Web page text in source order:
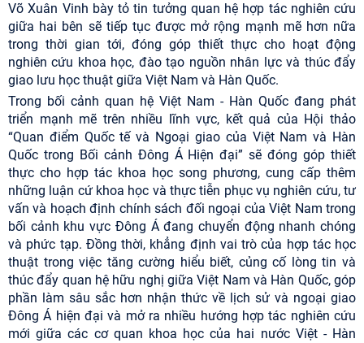
Võ Xuân Vinh bày tỏ tin tưởng quan hệ hợp tác nghiên cứu
giữa hai bên sẽ tiếp tục được mở rộng mạnh mẽ hơn nữa
trong thời gian tới, đóng góp thiết thực cho hoạt động
nghiên cứu khoa học, đào tạo nguồn nhân lực và thúc đẩy
giao lưu học thuật giữa Việt Nam và Hàn Quốc.
Trong bối cảnh quan hệ Việt Nam - Hàn Quốc đang phát
triển mạnh mẽ trên nhiều lĩnh vực, kết quả của Hội thảo
“Quan điểm Quốc tế và Ngoại giao của Việt Nam và Hàn
Quốc trong Bối cảnh Đông Á Hiện đại” sẽ đóng góp thiết
thực cho hợp tác khoa học song phương, cung cấp thêm
những luận cứ khoa học và thực tiễn phục vụ nghiên cứu, tư
vấn và hoạch định chính sách đối ngoại của Việt Nam trong
bối cảnh khu vực Đông Á đang chuyển động nhanh chóng
và phức tạp. Đồng thời, khẳng định vai trò của hợp tác học
thuật trong việc tăng cường hiểu biết, củng cố lòng tin và
thúc đẩy quan hệ hữu nghị giữa Việt Nam và Hàn Quốc, góp
phần làm sâu sắc hơn nhận thức về lịch sử và ngoại giao
Đông Á hiện đại và mở ra nhiều hướng hợp tác nghiên cứu
mới giữa các cơ quan khoa học của hai nước Việt - Hàn